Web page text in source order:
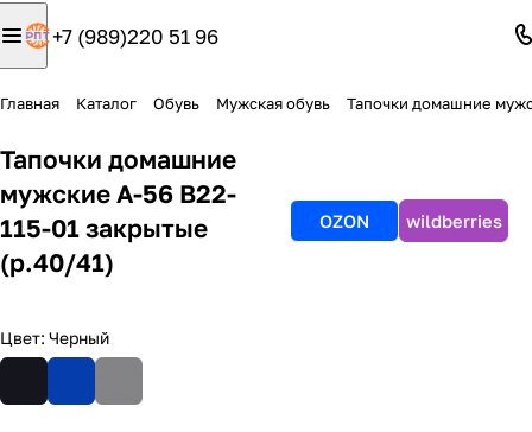
+7 (989)220 51 96
Главная Каталог Обувь Мужская обувь Тапочки домашние
Тапочки домашние
мужские А-56 В22-
115-01 закрытые
(р.40/41)
Цвет: Черный
OZON wildberries